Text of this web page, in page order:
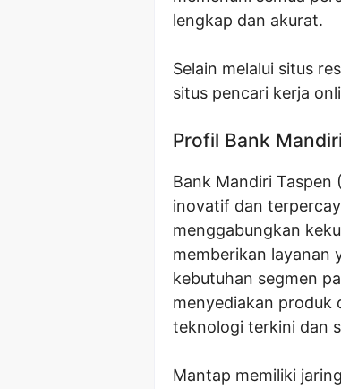
lengkap dan akurat.
Selain melalui situs
situs pencari kerja
Profil Bank
Bank Mandiri Taspen
inovatif dan
menggabungkan
memberikan layanan
kebutuhan segmen
menyediakan produk
teknologi terkini dan
Mantap memiliki